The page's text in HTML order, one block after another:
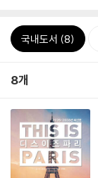
국내도서 (8)
8개